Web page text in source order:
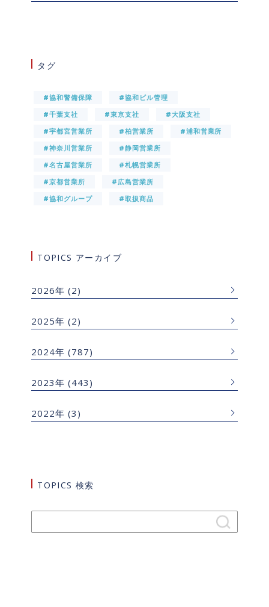
タグ
#協和警備保障
#協和ビル管理
#千葉支社
#東京支社
#大阪支社
#宇都宮営業所
#柏営業所
#浦和営業所
#神奈川営業所
#静岡営業所
#名古屋営業所
#札幌営業所
#京都営業所
#広島営業所
#協和グループ
#取扱商品
TOPICS アーカイブ
2026年 (2)
2025年 (2)
2024年 (787)
2023年 (443)
2022年 (3)
TOPICS 検索